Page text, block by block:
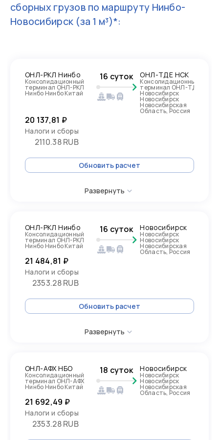
сборных грузов по маршруту Нинбо-
Новосибирск (за 1 м³)*:
ОНЛ-РКЛ Нинбо
Консолидационный
терминал ОНЛ-РКЛ
Нинбо Нинбо Китай
16 суток ОНЛ-ТДЕ НСК
Консолидационный
терминал ОНЛ-ТДЕ
Новосибирск
Новосибирск
Новосибирская
Область, Россия
20 137,81 ₽
Налоги и сборы
2110.38 RUB
Обновить расчет
Развернуть
ОНЛ-РКЛ Нинбо
Консолидационный
терминал ОНЛ-РКЛ
Нинбо Нинбо Китай
16 суток Новосибирск
Новосибирск
Новосибирск
Новосибирская
Область, Россия
21 484,81 ₽
Налоги и сборы
2353.28 RUB
Обновить расчет
Развернуть
ОНЛ-АФХ НБО
Консолидационный
терминал ОНЛ-АФХ
Нинбо Нинбо Китай
18 суток Новосибирск
Новосибирск
Новосибирск
Новосибирская
Область, Россия
21 692,49 ₽
Налоги и сборы
2353.28 RUB